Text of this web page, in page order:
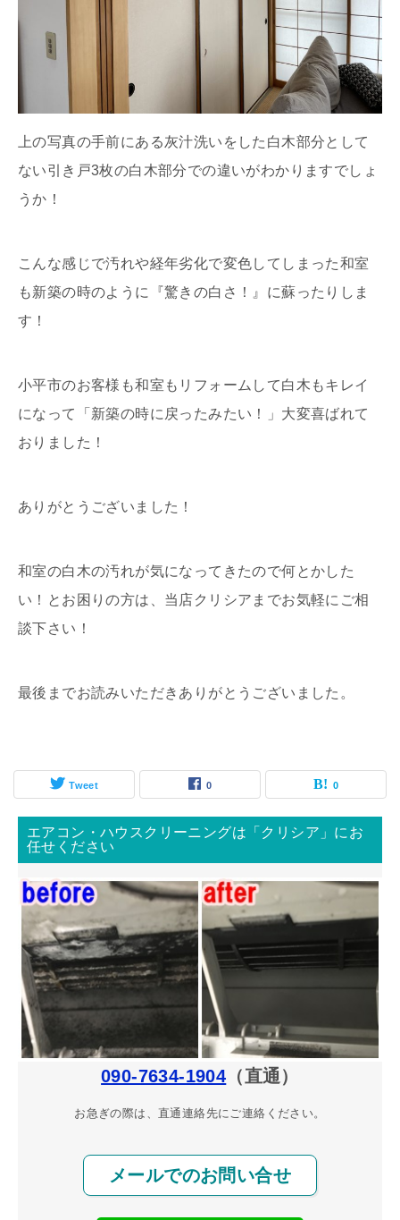
上の写真の手前にある灰汁洗いをした白木部分として
ない引き戸3枚の白木部分での違いがわかりますでしょ
うか！
こんな感じで汚れや経年劣化で変色してしまった和室
も新築の時のように『驚きの白さ！』に蘇ったりしま
す！
小平市のお客様も和室もリフォームして白木もキレイ
になって「新築の時に戻ったみたい！」大変喜ばれて
おりました！
ありがとうございました！
和室の白木の汚れが気になってきたので何とかした
い！とお困りの方は、当店クリシアまでお気軽にご相
談下さい！
最後までお読みいただきありがとうございました。
Tweet 0 0
エアコン・ハウスクリーニングは「クリシア」にお
任せください
090-7634-1904 （直通）
お急ぎの際は、直通連絡先にご連絡ください。
メールでのお問い合せ